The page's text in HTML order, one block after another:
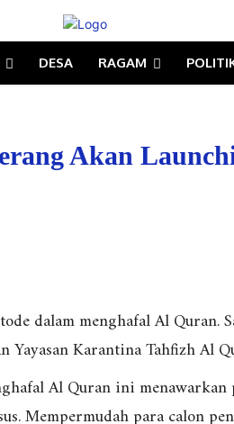
DESA RAGAM
Akan
dalam menghafal Al Quran.
Karantina Tahfizh Al
Al Quran ini menawarkan
Mempermudah para calon